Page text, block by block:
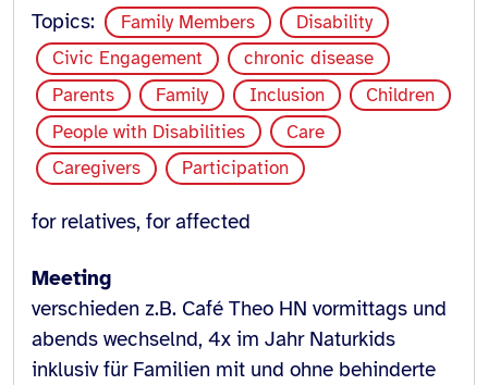
Topics: Family Members
Disability
Civic Engagement
chronic disease
Parents
Family Inclusion
Children
People with Disabilities
Care
Caregivers
Participation
for relatives, for affected
Meeting
verschieden z.B. Café Theo HN vormittags und
abends wechselnd, 4x im Jahr Naturkids
inklusiv für Familien mit und ohne behinderte